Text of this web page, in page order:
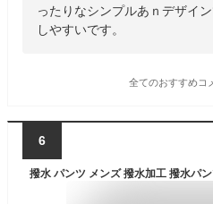
ったりなシンプルあｎデザイ
しやすいです。
全てのおすすめコ
6